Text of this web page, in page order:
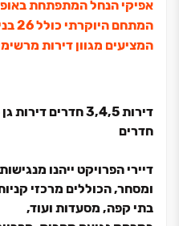
אפיקי הנחל המתפתחת
המתחם היוקרתי כולל ‏26 בניינים מעוצבים בקפידה,
המציעים מגוון דירות
חדרים
דיירי הפרויקט ייהנו
ומסחר,הכוללים מרכזי
בתי קפה, מסעדות ועוד,